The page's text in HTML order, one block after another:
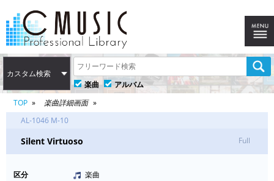
カスタム検索
楽曲
アルバム
TOP
楽曲詳細画面
AL-1046 M-10
Silent Virtuoso Full
区分
楽曲